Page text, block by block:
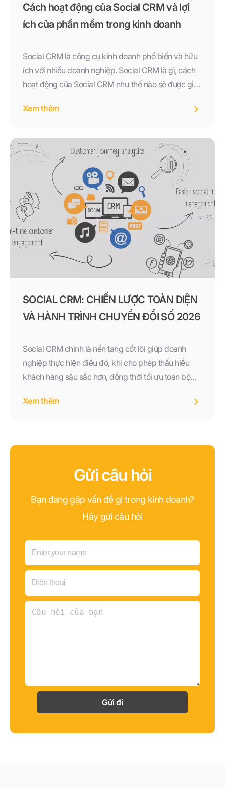
Cách hoạt động của Social CRM và lợi
ích của phần mềm trong kinh doanh
Social CRM là công cụ kinh doanh phổ biến và hữu
ích với nhiều doanh nghiệp. Social CRM là gì, cách
hoạt động của Social CRM như thế nào sẽ được giải
Xem thêm
SOCIAL CRM: CHIẾN LƯỢC TOÀN DIỆN
VÀ HÀNH TRÌNH CHUYỂN ĐỔI SỐ 2026
Social CRM chính là nền tảng cốt lõi giúp doanh
nghiệp thực hiện điều đó, khi cho phép thấu hiểu
khách hàng sâu sắc hơn, đồng thời tối ưu toàn bộ
chăm sóc sau bán.
Xem thêm
Gửi câu hỏi
Bạn đang gặp vấn đề gì trong kinh doanh?
Hãy gửi câu hỏi
Gửi đi